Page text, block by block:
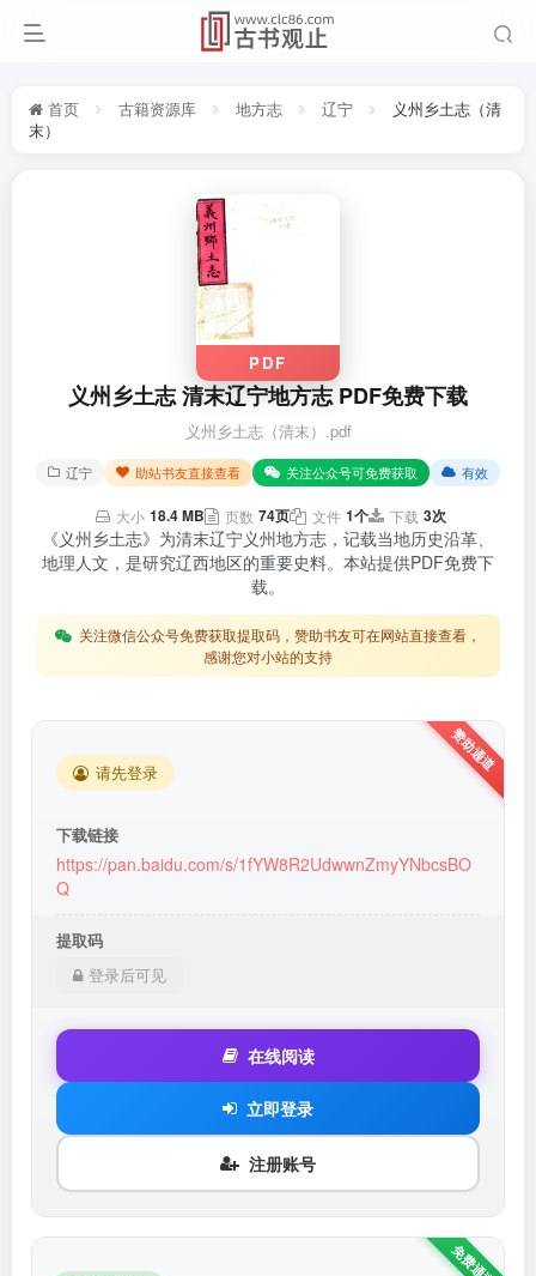
首页 古籍资源库 地方志 辽宁
义州乡土志（清
末）
PDF
义州乡土志 清末辽宁地方志 PDF免费下载
义州乡土志（清末）.pdf
辽宁 助站书友直接查看 关注公众号可免费获取 有效
大小 18.4 MB 页数 74页 文件 1个 下载 3次
《义州乡土志》为清末辽宁义州地方志，记载当地历史沿革、
地理人文，是研究辽西地区的重要史料。本站提供PDF免费下
载。
关注微信公众号免费获取提取码，赞助书友可在网站直接查看，
感谢您对小站的支持
请先登录
下载链接
https://pan.baidu.com/s/1fYW8R2UdwwnZmyYNbcsBO
Q
提取码
登录后可见
在线阅读
立即登录
注册账号